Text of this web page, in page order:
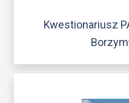
Kwestionariusz